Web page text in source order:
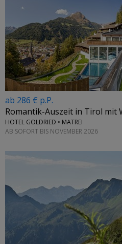
ab 286 € p.P.
Romantik-Auszeit in Tirol mit
HOTEL GOLDRIED • MATREI
AB SOFORT BIS NOVEMBER 2026